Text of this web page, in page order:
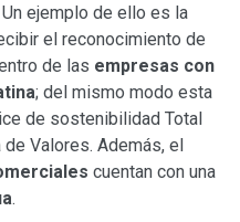
ejemplo de ello es la
el reconocimiento de
de las empresas con
; del mismo modo esta
de sostenibilidad Total
de Valores. Además, el
cuentan con una
.